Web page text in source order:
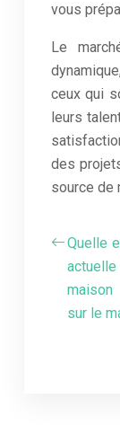
vous
Le
ceux qui
leurs
des
source de
Quelle
sur le